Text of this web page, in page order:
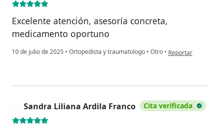
Excelente atención, asesoría concreta,
medicamento oportuno
10 de julio de 2025 • Ortopedista y traumatologo • Otro • en opinión del
Reportar
Sandra Liliana Ardila Franco Cita verificada